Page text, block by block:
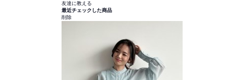
友達に教える
最近チェックした商品
削除